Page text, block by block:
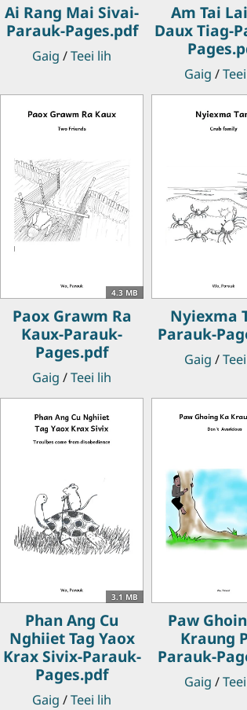
Ai Rang Mai Sivai-
Parauk-Pages.pdf
Gaig /Teei lih
Am Tai
Daux Tiag-
Gaig /
4.3 MB
Paox Grawm Ra
Kaux-Parauk-
Pages.pdf
Gaig /Teei lih
Nyiexma
Parauk-
Gaig /
3.1 MB
Phan Ang Cu
Nghiiet Tag Yaox
Krax Sivix-Parauk-
Pages.pdf
Gaig /Teei lih
Paw
Kraung
Parauk-
Gaig /